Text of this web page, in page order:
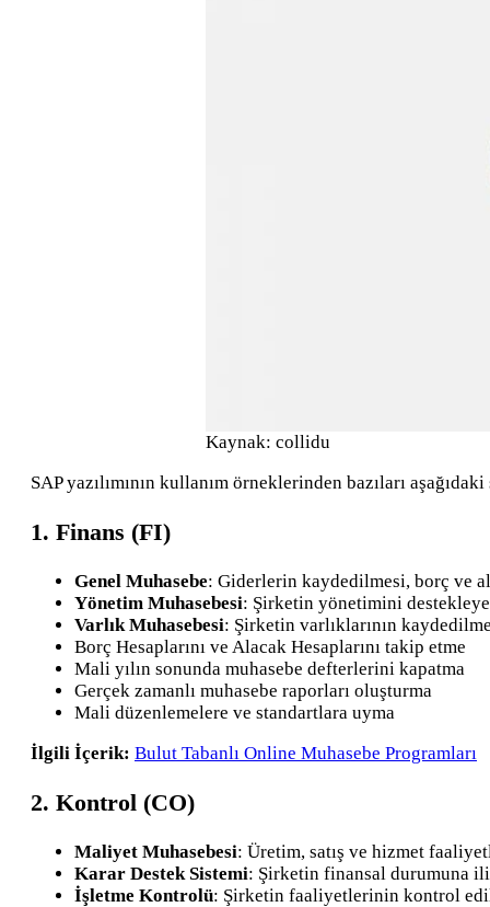
Kaynak: collidu
SAP yazılımının kullanım örneklerinden bazıları
1. Finans (FI)
Genel Muhasebe: Giderlerin kaydedilmesi, borç ve
Yönetim Muhasebesi: Şirketin yönetimini
Varlık Muhasebesi: Şirketin varlıklarının
Borç Hesaplarını ve Alacak Hesaplarını takip etme
Mali yılın sonunda muhasebe defterlerini kapatma
Gerçek zamanlı muhasebe raporları oluşturma
Mali düzenlemelere ve standartlara uyma
İlgili İçerik: Bulut Tabanlı Online Muhasebe Programları
2. Kontrol (CO)
Maliyet Muhasebesi: Üretim, satış ve hizmet
Karar Destek Sistemi: Şirketin finansal durumuna
İşletme Kontrolü: Şirketin faaliyetlerinin kontrol